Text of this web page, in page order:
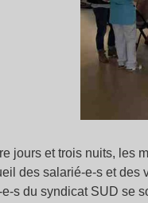
jours et trois nuits, les
des salarié-e-s et
s du syndicat SUD se